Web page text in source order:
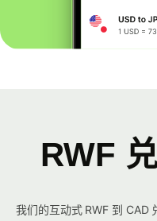
RWF
我们的互动式 RWF 到 CAD